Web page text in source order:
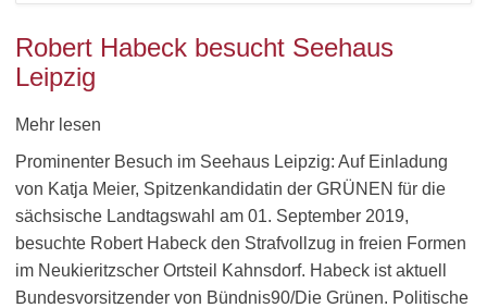
Robert Habeck besucht Seehaus
Leipzig
Mehr lesen
Prominenter Besuch im Seehaus Leipzig: Auf Einladung
von Katja Meier, Spitzenkandidatin der GRÜNEN für die
sächsische Landtagswahl am 01. September 2019,
besuchte Robert Habeck den Strafvollzug in freien Formen
im Neukieritzscher Ortsteil Kahnsdorf. Habeck ist aktuell
Bundesvorsitzender von Bündnis90/Die Grünen. Politische